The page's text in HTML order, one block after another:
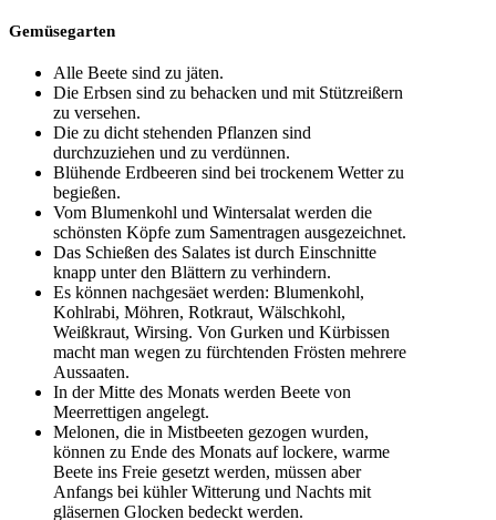
Gemüsegarten
Alle Beete sind zu jäten.
Die Erbsen sind zu behacken und mit Stützreißern
zu versehen.
Die zu dicht stehenden Pflanzen sind
durchzuziehen und zu verdünnen.
Blühende Erdbeeren sind bei trockenem Wetter zu
begießen.
Vom Blumenkohl und Wintersalat werden die
schönsten Köpfe zum Samentragen ausgezeichnet.
Das Schießen des Salates ist durch Einschnitte
knapp unter den Blättern zu verhindern.
Es können nachgesäet werden: Blumenkohl,
Kohlrabi, Möhren, Rotkraut, Wälschkohl,
Weißkraut, Wirsing. Von Gurken und Kürbissen
macht man wegen zu fürchtenden Frösten mehrere
Aussaaten.
In der Mitte des Monats werden Beete von
Meerrettigen angelegt.
Melonen, die in Mistbeeten gezogen wurden,
können zu Ende des Monats auf lockere, warme
Beete ins Freie gesetzt werden, müssen aber
Anfangs bei kühler Witterung und Nachts mit
gläsernen Glocken bedeckt werden.